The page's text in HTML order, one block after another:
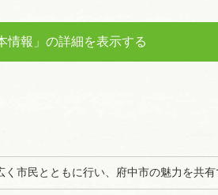
報」の詳細を表示する
市民とともに行い、府中市の魅力を共有